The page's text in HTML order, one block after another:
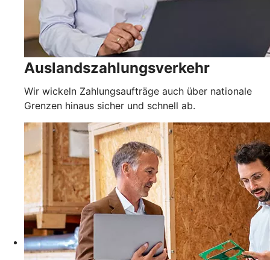
Auslandszahlungsverkehr
Wir wickeln Zahlungsaufträge auch über nationale
Grenzen hinaus sicher und schnell ab.